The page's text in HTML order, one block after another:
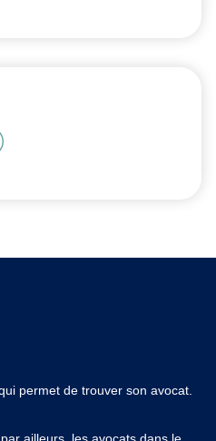
permet de trouver son avocat.
ailleurs, les avocats dans le